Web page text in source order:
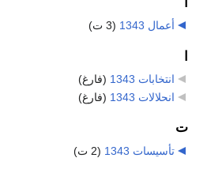
أعمال 1343 (3 ت)
انتخابات 1343
(فارغ)
انحلالات 1343
(فارغ)
ت
تأسيسات 1343 (2 ت)